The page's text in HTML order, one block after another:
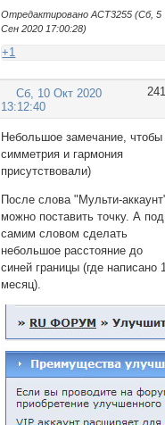
Отредактировано ACT3255 (Сб, 5
Сен 2020 17:00:28)
+1
241
Сб, 10 Окт 2020
13:12:40
Небольшое замечание, чтобы
симметрия и гармония
присутствовали)
После слова "Мульти-
можно поставить точку. А под
самим словом сделать
небольшое расстояние до
синей границы (где написано
месяц).